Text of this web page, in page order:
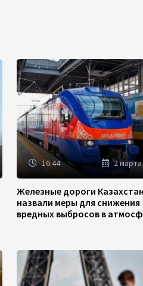
16:44 2 марта
Железные дороги
назвали меры для снижения
вредных выбросов в